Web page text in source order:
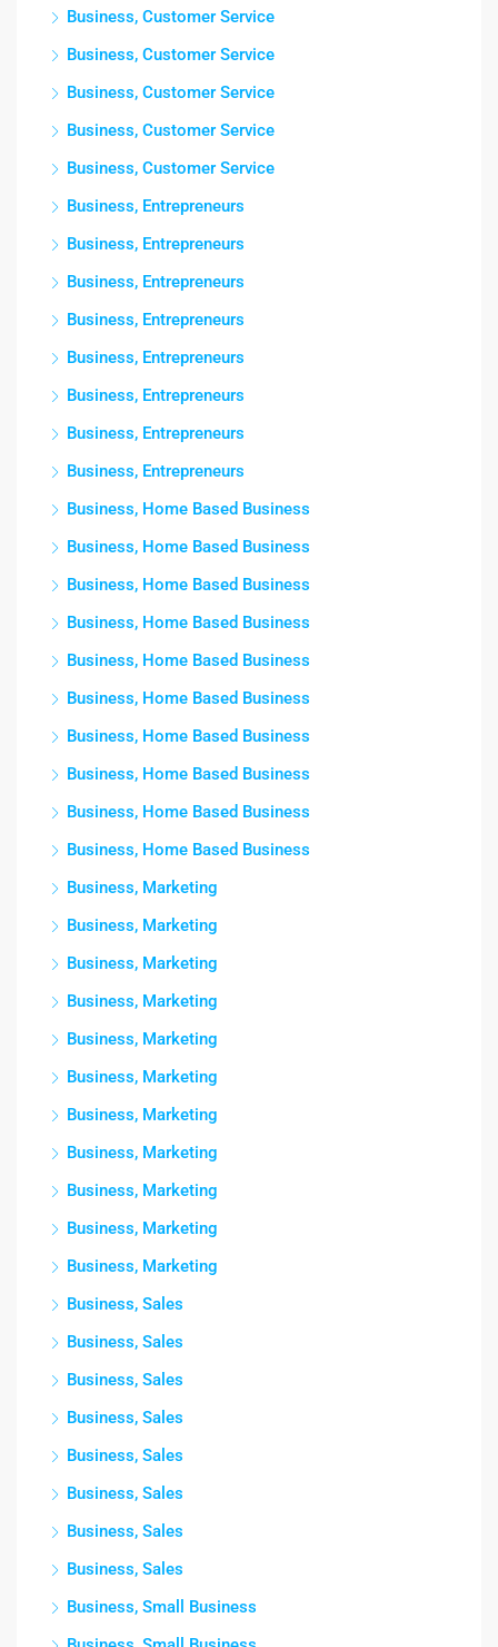
Business, Customer Service
Business, Customer Service
Business, Customer Service
Business, Customer Service
Business, Customer Service
Business, Entrepreneurs
Business, Entrepreneurs
Business, Entrepreneurs
Business, Entrepreneurs
Business, Entrepreneurs
Business, Entrepreneurs
Business, Entrepreneurs
Business, Entrepreneurs
Business, Home Based Business
Business, Home Based Business
Business, Home Based Business
Business, Home Based Business
Business, Home Based Business
Business, Home Based Business
Business, Home Based Business
Business, Home Based Business
Business, Home Based Business
Business, Home Based Business
Business, Marketing
Business, Marketing
Business, Marketing
Business, Marketing
Business, Marketing
Business, Marketing
Business, Marketing
Business, Marketing
Business, Marketing
Business, Marketing
Business, Marketing
Business, Sales
Business, Sales
Business, Sales
Business, Sales
Business, Sales
Business, Sales
Business, Sales
Business, Sales
Business, Small Business